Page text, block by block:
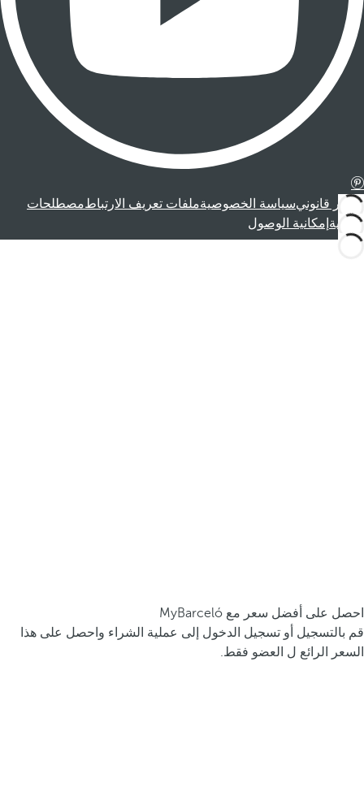
إشعار قانونيسياسة الخصوصيةملفات تعريف الارتباطمصطلحات
قانونية إمكانية الوصول
احصل على أفضل سعر مع MyBarceló
قم بالتسجيل أو تسجيل الدخول إلى عملية الشراء واحصل على هذا
السعر الرائع ل العضو فقط.